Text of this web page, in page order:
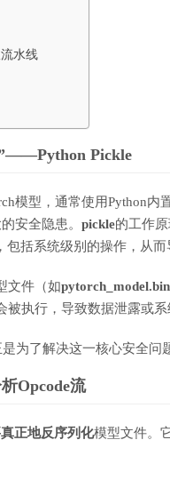
水线
Pickle
模型，通常使用Python内
安全隐患。 pickle的工作
包括系统级别的操作，从而
文件（如pytorch_model.bin
执行，导致数据泄露或系
是为了解决这一核心安全问
Opcode流
正地反序列化模型文件。